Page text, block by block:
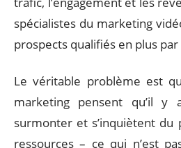
spécialistes du marketing
prospects qualifiés en plus par
Le véritable problème est
marketing pensent qu’il y
surmonter et s’inquiètent
ressources – ce qui n’est